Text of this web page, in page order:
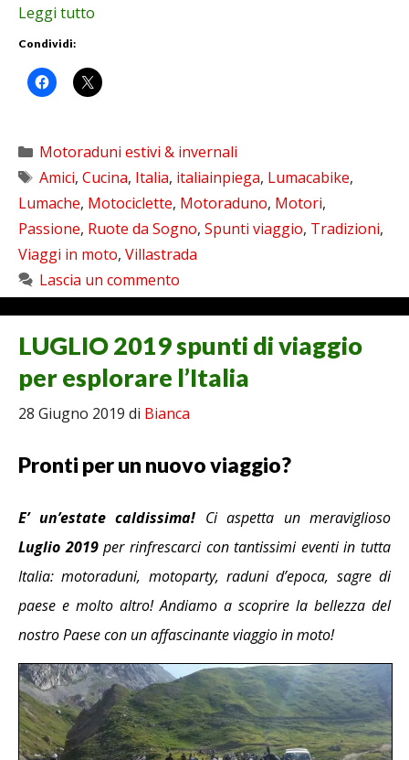
Leggi tutto
Condividi:
Categorie
Motoraduni estivi & invernali
Tag
Amici, Cucina, Italia, italiainpiega, Lumacabike,
Lumache, Motociclette, Motoraduno, Motori,
Passione, Ruote da Sogno, Spunti viaggio, Tradizioni,
Viaggi in moto, Villastrada
Lascia un commento
LUGLIO 2019 spunti di viaggio
per esplorare l’Italia
28 Giugno 2019 di Bianca
Pronti per un nuovo viaggio?
E’ un’estate caldissima! Ci aspetta un meraviglioso
Luglio 2019per rinfrescarci con tantissimi eventi in tutta
Italia: motoraduni, motoparty, raduni d’epoca, sagre di
paese e molto altro! Andiamo a scoprire la bellezza del
nostro Paese con un affascinante viaggio in moto!